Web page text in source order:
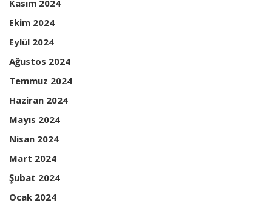
Kasım 2024
Ekim 2024
Eylül 2024
Ağustos 2024
Temmuz 2024
Haziran 2024
Mayıs 2024
Nisan 2024
Mart 2024
Şubat 2024
Ocak 2024